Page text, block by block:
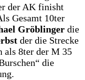
der AK finisht
Gesamt 10ter
Gröblinger die
der die Strecke
als 8ter der M 35
die